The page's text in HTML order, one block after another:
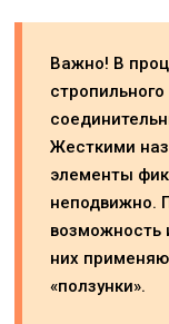
Важно! В
Жесткими
элементы
неподвижно.
возможность
них
«ползунки».